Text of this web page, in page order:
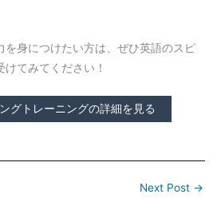
を身につけたい方は、ぜひ英語のスピ
てみてください！
グトレーニングの詳細を見る
Next Post →